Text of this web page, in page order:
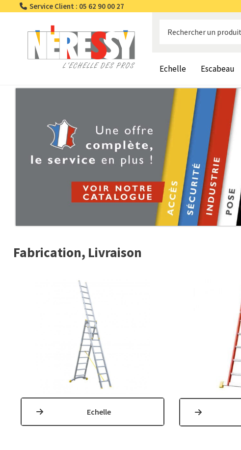
Service Client : 05 62 90 00 27
Echelle Escabeau
Fabrication, Livraison
Echelle